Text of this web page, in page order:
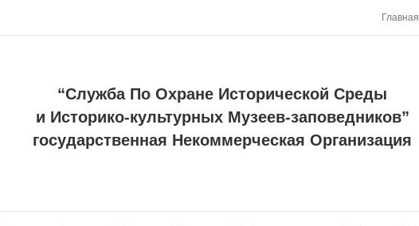
Главная
“Служба По Охране Исторической Среды
и Историко-культурных Музеев-заповедников”
государственная Некоммерческая Организация